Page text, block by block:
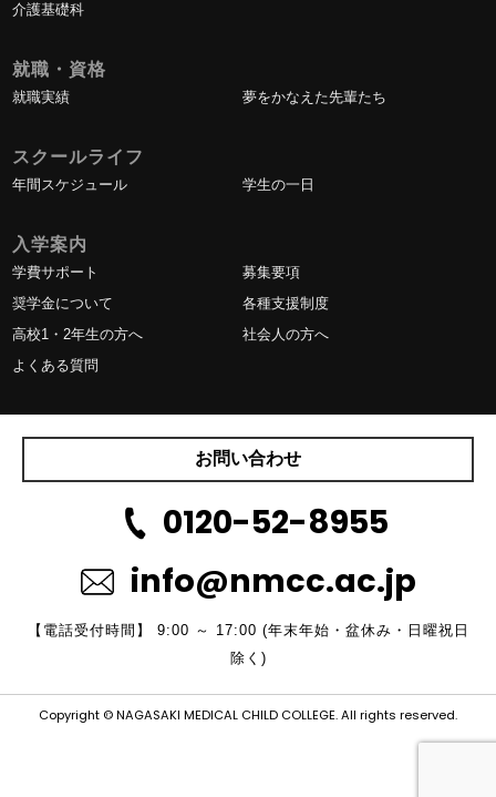
介護基礎科
就職・資格
就職実績 夢をかなえた先輩たち
スクールライフ
年間スケジュール 学生の一日
入学案内
学費サポート
募集要項
奨学金について
各種支援制度
高校1・2年生の方へ
社会人の方へ
よくある質問
お問い合わせ
0120-52-8955
info@nmcc.ac.jp
【電話受付時間】 9:00 ～ 17:00 (年末年始・盆休み・日曜祝日
除く)
Copyright © NAGASAKI MEDICAL CHILD COLLEGE. All rights reserved.